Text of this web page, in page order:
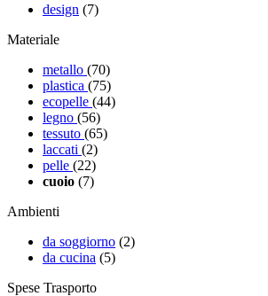
design (7)
Materiale
metallo (70)
plastica (75)
ecopelle (44)
legno (56)
tessuto (65)
laccati (2)
pelle (22)
cuoio (7)
Ambienti
da soggiorno (2)
da cucina (5)
Spese Trasporto